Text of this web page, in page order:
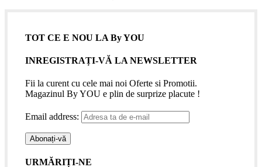
TOT CE E NOU LA By YOU
INREGISTRAȚI-VĂ LA NEWSLETTER
Fii la curent cu cele mai noi Oferte si Promotii.
Magazinul By YOU e plin de surprize placute !
Email address:
URMĂRIȚI-NE